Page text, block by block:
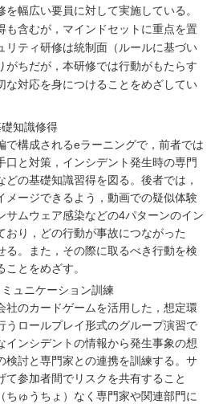
幅広い要員に対して実施している。
も含むが，マインドセットに重点を置
リティ研修は統制面（ルールに基づい
がちだが，本研修では行動がもたらす
な対応を身につけることをめざしてい
礎知識修得
で構成されるeラーニングで，前者では
口と対策，インシデント発生時の専門
の基礎知識習得を図る。後者では，
メージできるよう，動画での疑似体験
サムウェア感染などの4パターンのイン
おり，どの行動が事故につながった
る。また，その際に取るべき行動を検
とをめざす。
ュニケーション訓練
社のカードゲームを活用した，想定環
うロールプレイ形式のグループ演習で
インシデントの情報から発生事象の想
検討と専門家との連携を訓練する。サ
て参加者間でリスクを共有すること
ちゅうちょ）なく専門家や関連部門に